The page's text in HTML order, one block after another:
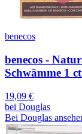
benecos
benecos -
Schwämme 1
19,09 €
bei Douglas
Bei Douglas